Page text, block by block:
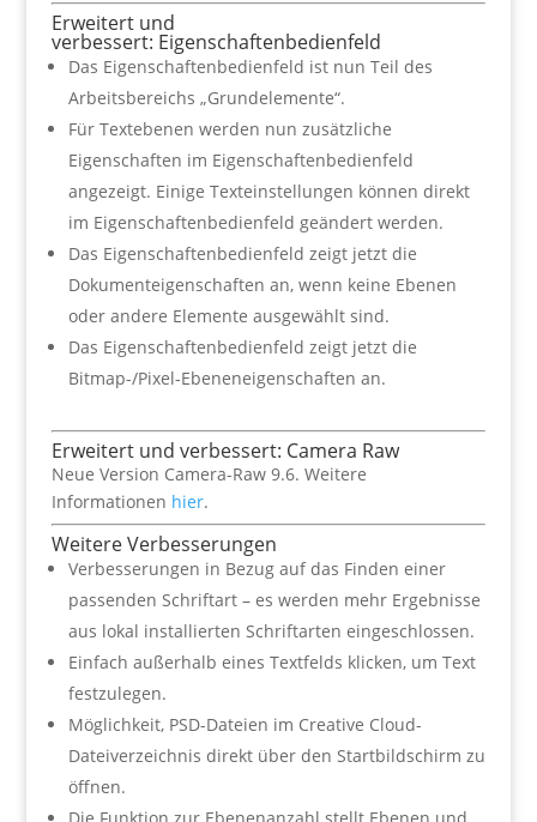
Erweitert und
verbessert: Eigenschaftenbedienfeld
Das Eigenschaftenbedienfeld ist nun Teil des
Arbeitsbereichs „Grundelemente“.
Für Textebenen werden nun zusätzliche
Eigenschaften im Eigenschaftenbedienfeld
angezeigt. Einige Texteinstellungen können direkt
im Eigenschaftenbedienfeld geändert werden.
Das Eigenschaftenbedienfeld zeigt jetzt die
Dokumenteigenschaften an, wenn keine Ebenen
oder andere Elemente ausgewählt sind.
Das Eigenschaftenbedienfeld zeigt jetzt die
Bitmap-/Pixel-Ebeneneigenschaften an.
Erweitert und verbessert: Camera Raw
Neue Version Camera-Raw 9.6. Weitere
Informationen hier.
Weitere Verbesserungen
Verbesserungen in Bezug auf das Finden einer
passenden Schriftart – es werden mehr Ergebnisse
aus lokal installierten Schriftarten eingeschlossen.
Einfach außerhalb eines Textfelds klicken, um Text
festzulegen.
Möglichkeit, PSD-Dateien im Creative Cloud-
Dateiverzeichnis direkt über den Startbildschirm zu
öffnen.